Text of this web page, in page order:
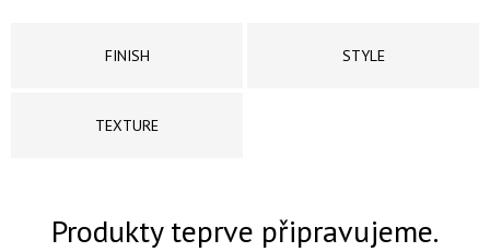
FINISH STYLE
TEXTURE
Produkty teprve připravujeme.